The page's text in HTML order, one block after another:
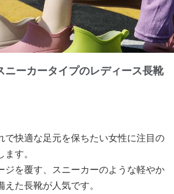
ニーカータイプのレディース長靴
で快適な足元を保ちたい女性に注目の
す。
ジを覆す、スニーカーのような軽やか
た長靴が人気です。